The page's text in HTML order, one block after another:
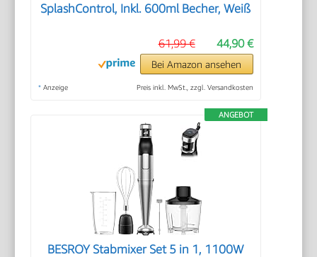
SplashControl, Inkl. 600ml Becher, Weiß
44,90 €
61,99 €
Bei Amazon ansehen
* Anzeige Preis inkl. MwSt., zzgl. Versandkosten
ANGEBOT
BESROY Stabmixer Set 5 in 1, 1100W